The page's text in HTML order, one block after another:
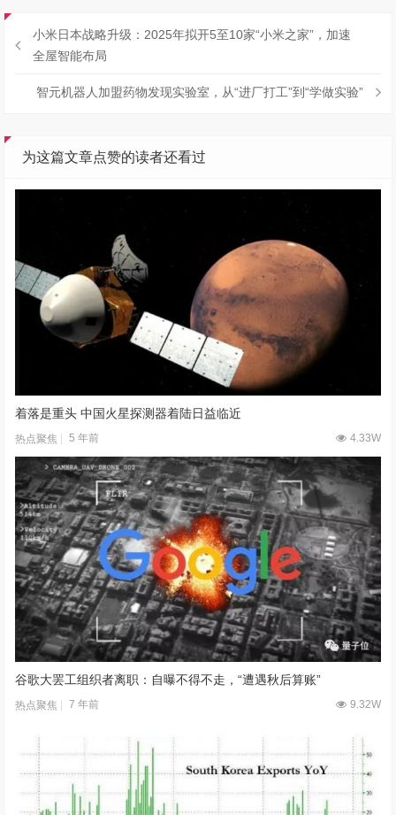
小米日本战略升级：2025年拟开5至10家“小米之家”，加速
全屋智能布局
智元机器人加盟药物发现实验室，从“进厂打工”到“学做实验”
为这篇文章点赞的读者还看过
着落是重头 中国火星探测器着陆日益临近
热点聚焦 5 年前 4.33W
谷歌大罢工组织者离职：自曝不得不走，“遭遇秋后算账”
热点聚焦 7 年前 9.32W